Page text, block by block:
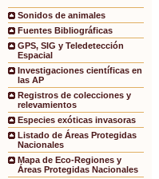
Sonidos de animales
Fuentes Bibliográficas
GPS, SIG y Teledetección
Espacial
Investigaciones científicas en
las AP
Registros de colecciones y
relevamientos
Especies exóticas invasoras
Listado de Áreas Protegidas
Nacionales
Mapa de Eco-Regiones y
Áreas Protegidas Nacionales